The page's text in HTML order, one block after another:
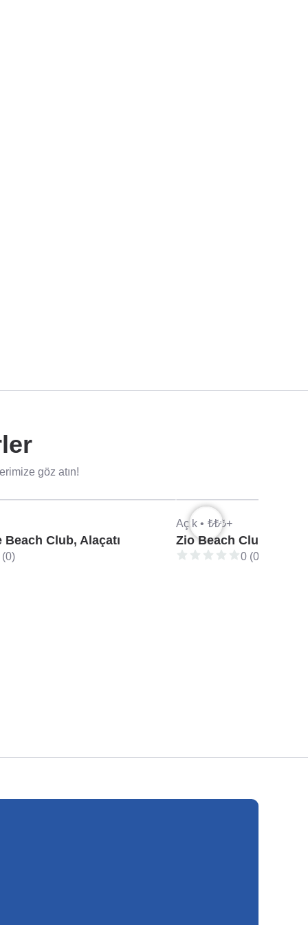
göz atın!
Beach Club, Alaçatı
(0)
Açık • ₺₺₺+
Zio Beach Club,
0 (0)